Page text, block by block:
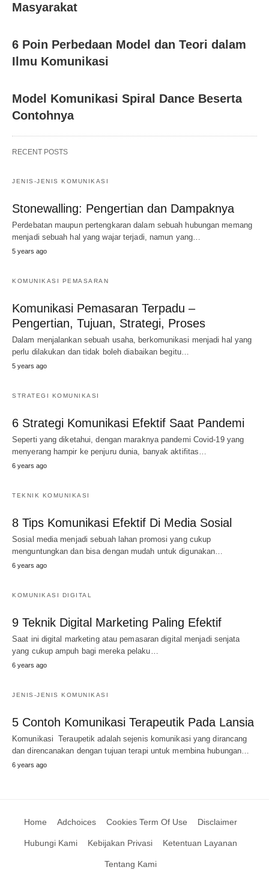
Masyarakat
6 Poin Perbedaan Model dan Teori dalam
Ilmu Komunikasi
Model Komunikasi Spiral Dance Beserta
Contohnya
RECENT POSTS
JENIS-JENIS KOMUNIKASI
Stonewalling: Pengertian dan Dampaknya
Perdebatan maupun pertengkaran dalam sebuah hubungan memang
menjadi sebuah hal yang wajar terjadi, namun yang…
5 years ago
KOMUNIKASI PEMASARAN
Komunikasi Pemasaran Terpadu –
Pengertian, Tujuan, Strategi, Proses
Dalam menjalankan sebuah usaha, berkomunikasi menjadi hal yang
perlu dilakukan dan tidak boleh diabaikan begitu…
5 years ago
STRATEGI KOMUNIKASI
6 Strategi Komunikasi Efektif Saat Pandemi
Seperti yang diketahui, dengan maraknya pandemi Covid-19 yang
menyerang hampir ke penjuru dunia, banyak aktifitas…
6 years ago
TEKNIK KOMUNIKASI
8 Tips Komunikasi Efektif Di Media Sosial
Sosial media menjadi sebuah lahan promosi yang cukup
menguntungkan dan bisa dengan mudah untuk digunakan…
6 years ago
KOMUNIKASI DIGITAL
9 Teknik Digital Marketing Paling Efektif
Saat ini digital marketing atau pemasaran digital menjadi senjata
yang cukup ampuh bagi mereka pelaku…
6 years ago
JENIS-JENIS KOMUNIKASI
5 Contoh Komunikasi Terapeutik Pada Lansia
Komunikasi Teraupetik adalah sejenis komunikasi yang dirancang
dan direncanakan dengan tujuan terapi untuk membina hubungan…
6 years ago
Home Adchoices Cookies Term Of Use Disclaimer
Hubungi Kami Kebijakan Privasi Ketentuan Layanan
Tentang Kami